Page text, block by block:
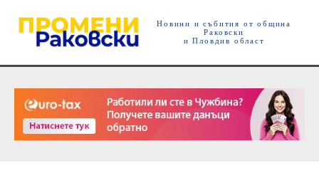
Новини и събития от община
Раковски
и Пловдив област